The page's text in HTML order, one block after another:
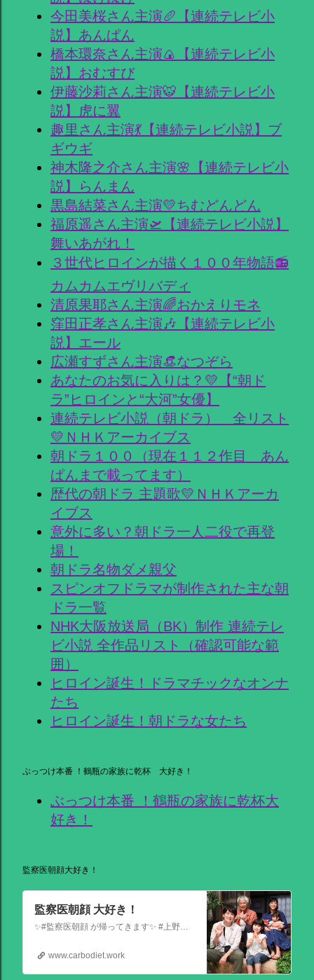
今田美桜さん主演🥖【連続テレビ小
説】あんぱん
橋本環奈さん主演🍙【連続テレビ小
説】おむすび
伊藤沙莉さん主演🐯【連続テレビ小
説】虎に翼
趣里さん主演💃【連続テレビ小説】ブ
ギウギ
神木隆之介さん主演🌸【連続テレビ小
説】らんまん
黒島結菜さん主演💛ちむどんどん
福原遥さん主演🛫【連続テレビ小説】
舞いあがれ！
３世代ヒロインが描く１００年物語📻
カムカムエヴリバディ
清原果耶さん主演🌈おかえりモネ
窪田正孝さん主演🎶【連続テレビ小
説】エール
広瀬すずさん主演👒なつぞら
あなたのお気に入りは？💛【“朝ド
ラ”ヒロインと“大河”女優】
連続テレビ小説（朝ドラ） 全リスト
💛ＮＨＫアーカイブス
朝ドラ１００（現在１１２作目 あん
ぱんまで載ってます）
歴代の朝ドラ 主題歌💛ＮＨＫアーカ
イブス
意外に多い？朝ドラ一人二役で再登
場！
朝ドラ名物ダメ親父
スピンオフドラマが制作された主な朝
ドラ一覧
NHK大阪放送局（BK）制作 連続テレ
ビ小説 全作品リスト（確認可能な範
囲）
ヒロイン誕生！ドラマチックなオンナ
たち
ヒロイン誕生！朝ドラな女たち
ぶっつけ本番 ！鶴瓶の家族に乾杯 大好き！
ぶっつけ本番 ！鶴瓶の家族に乾杯大
好き！
監察医朝顔大好き！
監察医朝顔 大好き！
www.carbodiet.work